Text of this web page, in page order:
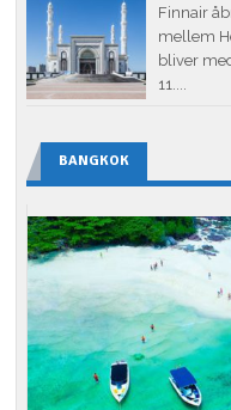
Finnair
mellem
bliver
11....
BANGKOK